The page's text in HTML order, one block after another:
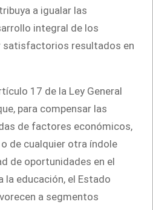
a igualar las
integral de los
satisfactorios resultados en
17 de la Ley General
para compensar las
de factores económicos,
de cualquier otra índole
de oportunidades en el
la educación, el Estado
a segmentos